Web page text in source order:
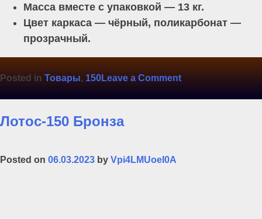
Масса вместе с упаковкой — 13 кг.
Цвет каркаса — чёрный, поликарбонат —
прозрачный.
Posted in Товары, 150Leave a Commenton
Лотос-150 Бронза
Posted on 06.03.2023 by Vpi4LMUoeI0A